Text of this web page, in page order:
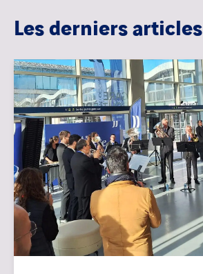
Les derniers articles